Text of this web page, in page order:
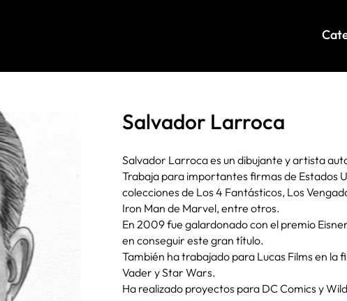
Salvador Larroca
Salvador Larroca es un dibujante y artista
Trabaja para importantes firmas de Estados
colecciones de Los 4 Fantásticos, Los
Iron Man de Marvel, entre otros.
En 2009 fue galardonado con el premio
en conseguir este gran título.
También ha trabajado para Lucas Films en la
Vader y Star Wars.
Ha realizado proyectos para DC Comics y